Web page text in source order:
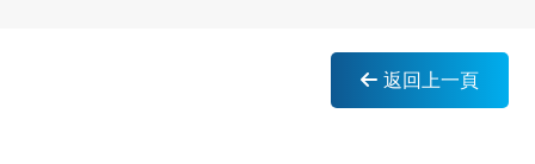
返回上一頁